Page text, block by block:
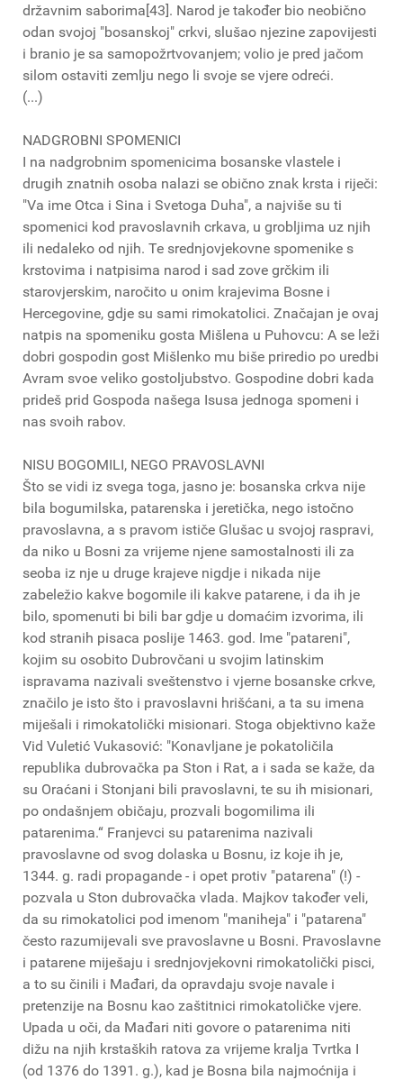
državnim saborima[43]. Narod je također bio neobično
odan svojoj "bosanskoj" crkvi, slušao njezine zapovijesti
i branio je sa samopožrtvovanjem; volio je pred jačom
silom ostaviti zemlju nego li svoje se vjere odreći.
(...)
NADGROBNI SPOMENICI
I na nadgrobnim spomenicima bosanske vlastele i
drugih znatnih osoba nalazi se obično znak krsta i riječi:
"Va ime Otca i Sina i Svetoga Duha", a najviše su ti
spomenici kod pravoslavnih crkava, u grobljima uz njih
ili nedaleko od njih. Te srednjovjekovne spomenike s
krstovima i natpisima narod i sad zove grčkim ili
starovjerskim, naročito u onim krajevima Bosne i
Hercegovine, gdje su sami rimokatolici. Značajan je ovaj
natpis na spomeniku gosta Mišlena u Puhovcu: A se leži
dobri gospodin gost Mišlenko mu biše priredio po uredbi
Avram svoe veliko gostoljubstvo. Gospodine dobri kada
prideš prid Gospoda našega Isusa jednoga spomeni i
nas svoih rabov.
NISU BOGOMILI, NEGO PRAVOSLAVNI
Što se vidi iz svega toga, jasno je: bosanska crkva nije
bila bogumilska, patarenska i jeretička, nego istočno
pravoslavna, a s pravom ističe Glušac u svojoj raspravi,
da niko u Bosni za vrijeme njene samostalnosti ili za
seoba iz nje u druge krajeve nigdje i nikada nije
zabeležio kakve bogomile ili kakve patarene, i da ih je
bilo, spomenuti bi bili bar gdje u domaćim izvorima, ili
kod stranih pisaca poslije 1463. god. Ime "patareni",
kojim su osobito Dubrovčani u svojim latinskim
ispravama nazivali sveštenstvo i vjerne bosanske crkve,
značilo je isto što i pravoslavni hrišćani, a ta su imena
miješali i rimokatolički misionari. Stoga objektivno kaže
Vid Vuletić Vukasović: "Konavljane je pokatoličila
republika dubrovačka pa Ston i Rat, a i sada se kaže, da
su Oraćani i Stonjani bili pravoslavni, te su ih misionari,
po ondašnjem običaju, prozvali bogomilima ili
patarenima.“ Franjevci su patarenima nazivali
pravoslavne od svog dolaska u Bosnu, iz koje ih je,
1344. g. radi propagande - i opet protiv "patarena" (!) -
pozvala u Ston dubrovačka vlada. Majkov također veli,
da su rimokatolici pod imenom "maniheja" i "patarena"
često razumijevali sve pravoslavne u Bosni. Pravoslavne
i patarene miješaju i srednjovjekovni rimokatolički pisci,
a to su činili i Mađari, da opravdaju svoje navale i
pretenzije na Bosnu kao zaštitnici rimokatoličke vjere.
Upada u oči, da Mađari niti govore o patarenima niti
dižu na njih krstaških ratova za vrijeme kralja Tvrtka I
(od 1376 do 1391. g.), kad je Bosna bila najmoćnija i